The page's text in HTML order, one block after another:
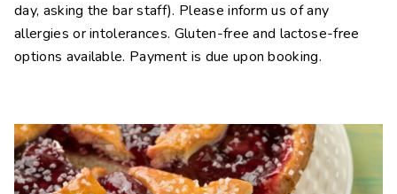
day, asking the bar staff). Please inform us of any
allergies or intolerances. Gluten-free and lactose-free
options available. Payment is due upon booking.